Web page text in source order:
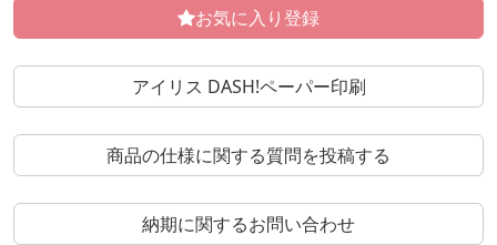
お気に入り登録
アイリス DASH!ペーパー印刷
商品の仕様に関する質問を投稿する
納期に関するお問い合わせ